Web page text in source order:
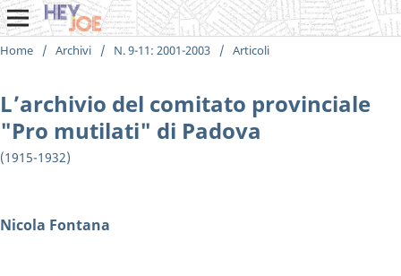
Home / Archivi / N. 9-11: 2001-2003 / Articoli
L’archivio del comitato provinciale
"Pro mutilati" di Padova
(1915-1932)
Nicola Fontana